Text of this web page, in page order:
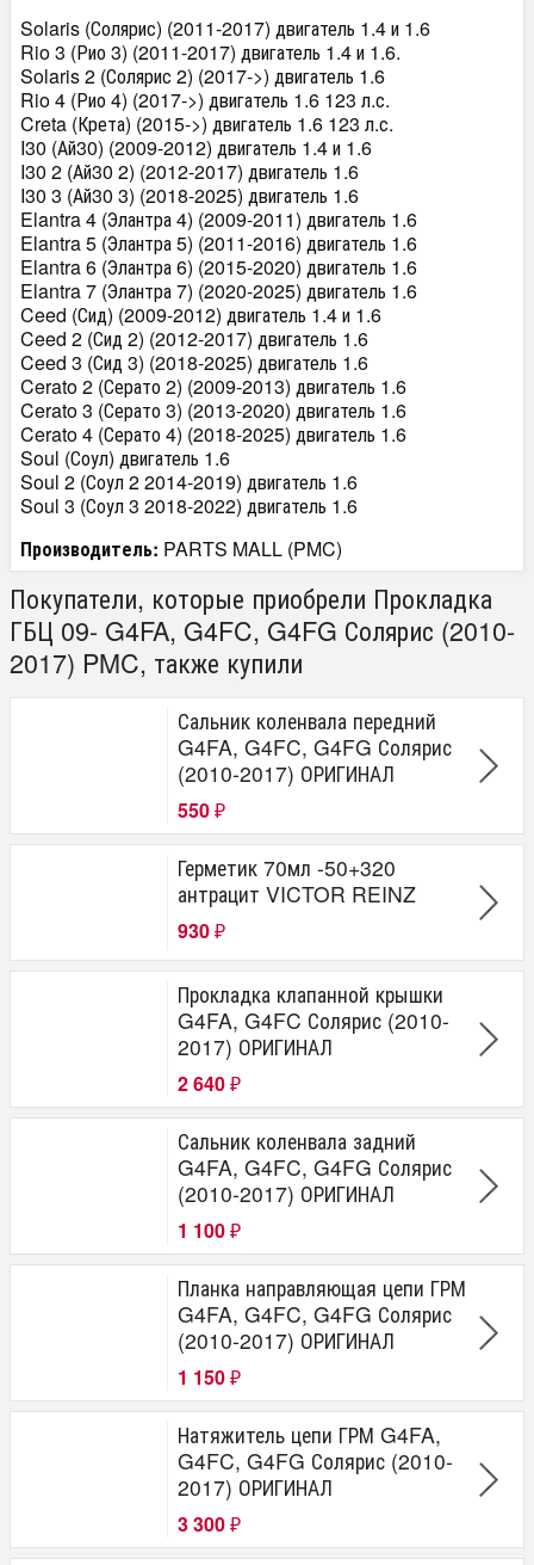
Solaris (Солярис) (2011-2017) двигатель 1.4 и 1.6
Rio 3 (Рио 3) (2011-2017) двигатель 1.4 и 1.6.
Solaris 2 (Солярис 2) (2017->) двигатель 1.6
Rio 4 (Рио 4) (2017->) двигатель 1.6 123 л.с.
Creta (Крета) (2015->) двигатель 1.6 123 л.с.
I30 (Ай30) (2009-2012) двигатель 1.4 и 1.6
I30 2 (Ай30 2) (2012-2017) двигатель 1.6
I30 3 (Ай30 3) (2018-2025) двигатель 1.6
Elantra 4 (Элантра 4) (2009-2011) двигатель 1.6
Elantra 5 (Элантра 5) (2011-2016) двигатель 1.6
Elantra 6 (Элантра 6) (2015-2020) двигатель 1.6
Elantra 7 (Элантра 7) (2020-2025) двигатель 1.6
Ceed (Сид) (2009-2012) двигатель 1.4 и 1.6
Ceed 2 (Сид 2) (2012-2017) двигатель 1.6
Ceed 3 (Сид 3) (2018-2025) двигатель 1.6
Cerato 2 (Серато 2) (2009-2013) двигатель 1.6
Cerato 3 (Серато 3) (2013-2020) двигатель 1.6
Cerato 4 (Серато 4) (2018-2025) двигатель 1.6
Soul (Соул) двигатель 1.6
Soul 2 (Соул 2 2014-2019) двигатель 1.6
Soul 3 (Соул 3 2018-2022) двигатель 1.6
Производитель: PARTS MALL (PMC)
Покупатели, которые приобрели Прокладка
ГБЦ 09- G4FA, G4FC, G4FG Солярис (2010-
2017) PMC, также купили
Сальник коленвала передний
G4FA, G4FC, G4FG Солярис
(2010-2017) ОРИГИНАЛ
550 ₽
Герметик 70мл -50+320
антрацит VICTOR REINZ
930 ₽
Прокладка клапанной крышки
G4FA, G4FC Солярис (2010-
2017) ОРИГИНАЛ
2 640 ₽
Сальник коленвала задний
G4FA, G4FC, G4FG Солярис
(2010-2017) ОРИГИНАЛ
1 100 ₽
Планка направляющая цепи ГРМ
G4FA, G4FC, G4FG Солярис
(2010-2017) ОРИГИНАЛ
1 150 ₽
Натяжитель цепи ГРМ G4FA,
G4FC, G4FG Солярис (2010-
2017) ОРИГИНАЛ
3 300 ₽